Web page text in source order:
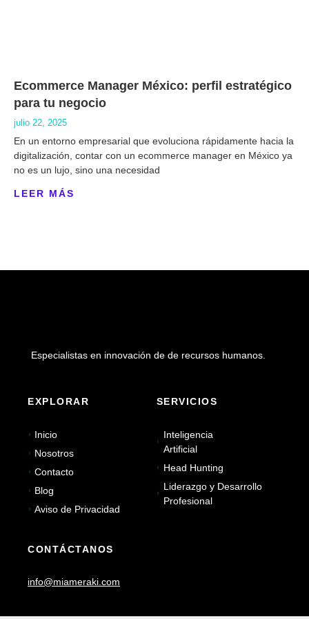
Ecommerce Manager México: perfil estratégico
para tu negocio
julio 22, 2025
En un entorno empresarial que evoluciona rápidamente hacia la
digitalización, contar con un ecommerce manager en México ya
no es un lujo, sino una necesidad
LEER MÁS
Especialistas en innovación de de recursos humanos.
EXPLORAR
Inicio
Nosotros
Contacto
Blog
Aviso de Privacidad
SERVICIOS
Inteligencia
Artificial
Head Hunting
Liderazgo y Desarrollo
Profesional
CONTÁCTANOS
info@miameraki.com